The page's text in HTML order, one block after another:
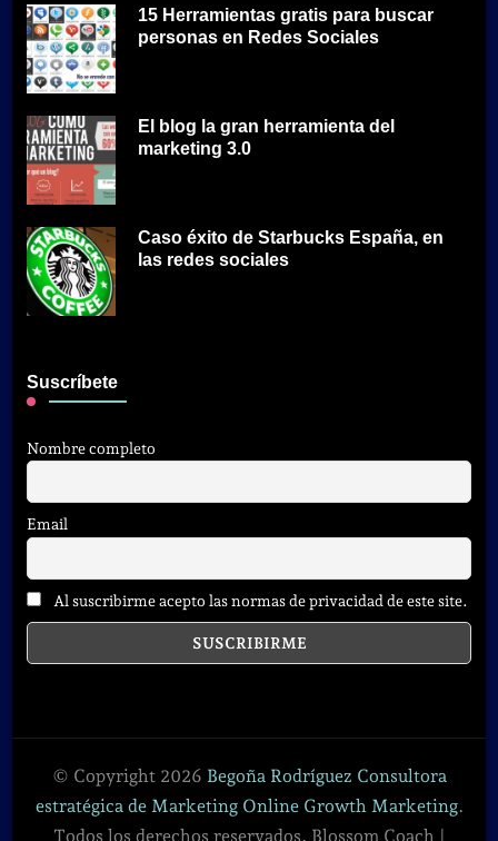
15 Herramientas gratis para buscar
personas en Redes Sociales
El blog la gran herramienta del
marketing 3.0
Caso éxito de Starbucks España, en
las redes sociales
Suscríbete
Nombre completo
Email
Al suscribirme acepto las normas de privacidad de este site.
© Copyright 2026 Begoña Rodríguez Consultora
estratégica de Marketing Online Growth Marketing.
Todos los derechos reservados. Blossom Coach |